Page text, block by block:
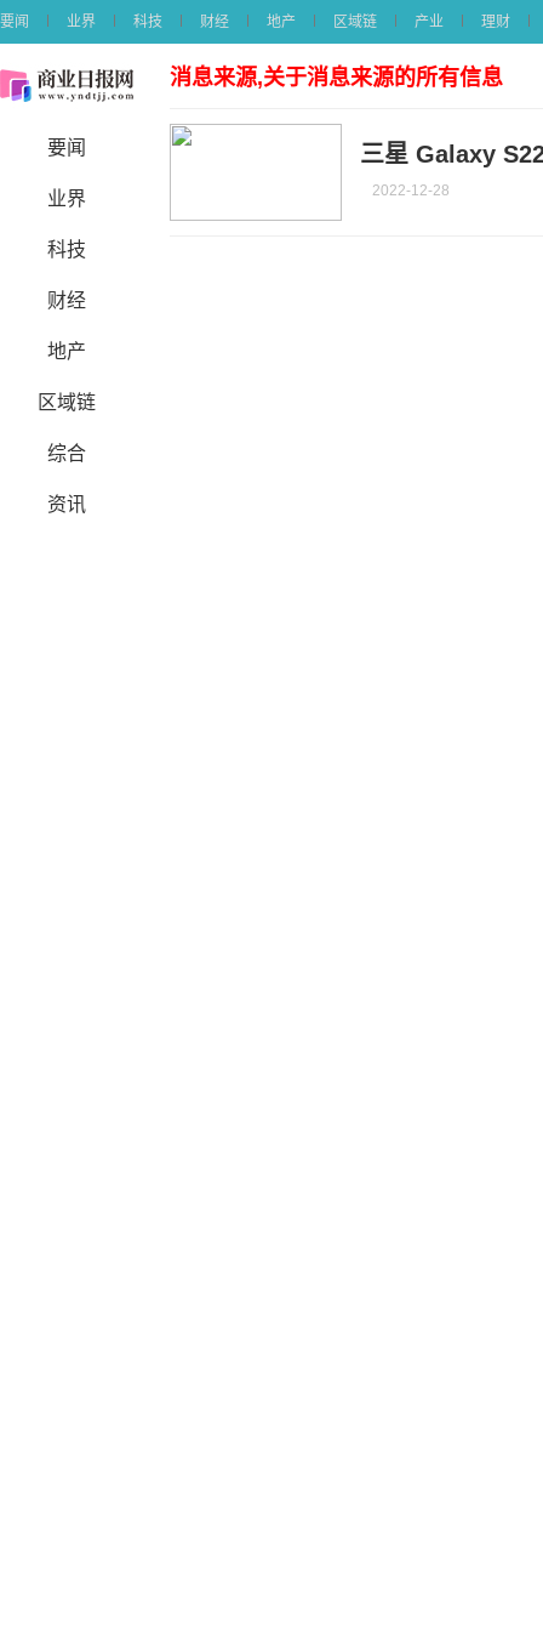
要闻 业界 科技 财经 地产 区域链 产业 理财
要闻
业界
科技
财经
地产
区域链
综合
资讯
消息来源,关于消息来源的所有信息
三星 Galaxy
2022-12-28